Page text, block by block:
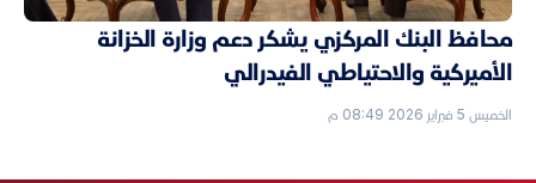
محافظ البنك المركزي يشكر دعم وزارة الخزانة
الأميركية والاحتياطي الفيدرالي
الخميس 5 فبراير 2026 08:49 م